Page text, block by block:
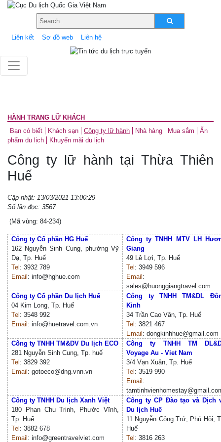
Liên kết Sơ đồ web Liên hệ
HÀNH TRANG LỮ KHÁCH
Bạn có biết
Khách sạn Công ty lữ hành Nhà hàng Mua sắm
Ấn
phẩm du lịch
Khuyến mãi du lịch
Công ty lữ hành tại Thừa Thiên
Huế
Cập nhật: 13/03/2021 13:00:29
Số lần đọc: 3567
(Mã vùng: 84-234)
Công ty Cổ phần HG Huế
162 Nguyễn Sinh Cung, phường Vỹ
Dạ, Tp. Huế
Tel : 3932 789
Email : info@hghue.com
Công ty TNHH MTV LH
Giang
49 Lê Lợi, Tp. Huế
Tel : 3949 596
Email :
sales@huonggiangtravel.com
Công ty Cổ phần Du lịch Huế
04 Kim Long, Tp. Huế
Tel : 3548 992
Email : info@huetravel.com.vn
Công ty TNHH TM&DL
Kinh
34 Trần Cao Vân, Tp. Huế
Tel : 3821 467
Email : dongkinhhue@gmail.com
Công ty TNHH TM&DV Du lịch ECO
281 Nguyễn Sinh Cung, Tp. huế
Tel : 3829 392
Email : gotoeco@dng.vnn.vn
Công ty TNHH TM
Voyage Au - Viet Nam
3/4 Vạn Xuân, Tp. Huế
Tel : 3519 990
Email :
Công ty TNHH Du lịch Xanh Việt
180 Phan Chu Trinh, Phước Vĩnh,
Tp. Huế
Tel : 3882 678
Email : info@greentravelviet.com
Công ty CP Đào tạo và Dịch
Du lịch Huế
11 Nguyễn Công Trứ, Phú Hội,
Huế
Tel : 3816 263